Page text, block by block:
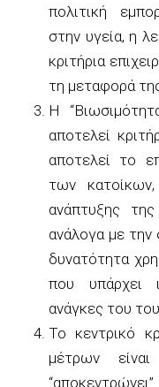
πολιτική
στην υγεία, η
κριτήρια
τη μεταφορά
Η
αποτελεί
αποτελεί το
των
ανάπτυξης
ανάλογα με την
δυνατότητα
που υπάρχει
ανάγκες του
Το κεντρικό
μέτρων